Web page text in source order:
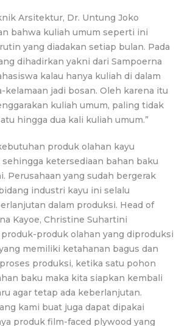
Arsitektur, Dr. Untung Joko
bahwa kuliah umum seperti ini
yang diadakan setiap bulan. Pada
dihadirkan yakni dari Sampoerna
kalau hanya kuliah di dalam
kelamaan jadi bosan. Oleh karena itu
kuliah umum, paling tidak
hingga dua kali kuliah umum.”
produk olahan kayu
ketersediaan bahan baku
Perusahaan yang sudah bergerak
industri kayu ini selalu
dalam produksi. Head of
Kayoe, Christine Suhartini
produk olahan yang diproduksi
memiliki ketahanan bagus dan
produksi, ketika satu pohon
baku maka kita siapkan kembali
agar tetap ada keberlanjutan.
kami buat juga dapat dipakai
produk film-faced plywood yang